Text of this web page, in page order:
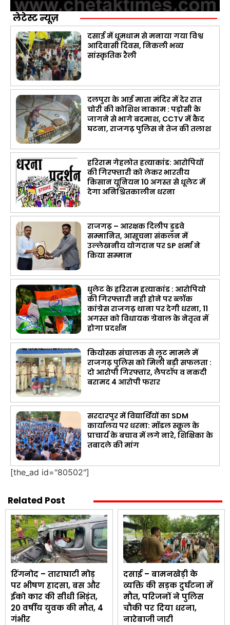
लेटेस्ट न्यूज़
दसाई में धूमधाम से मनाया गया विश्व
आदिवासी दिवस, निकली भव्य
सांस्कृतिक रैली
दलपुरा के आई माता मंदिर में देर रात
चोरी की कोशिश नाकाम : पड़ोसी के
जागने से भागे बदमाश, CCTV में कैद
घटना, राजगढ़ पुलिस ने तेज की तलाश
हरिराम गेहलोत हत्याकांड: आरोपियों
की गिरफ्तारी को लेकर भारतीय
किसान यूनियन 10 अगस्त से धूलेट में
देगा अनिश्चितकालीन धरना
राजगढ़ – आरक्षक दिलीप डुडवे
सम्मानित, आसूचना संकलन में
उल्लेखनीय योगदान पर SP शर्मा ने
किया सम्मान
धुलेट के हरिराम हत्याकांड : आरोपियो
की गिरफ्तारी नही होने पर ब्लॉक
कांग्रेस राजगढ़ थाना पर देगी धरना, 11
अगस्त को विधायक ग्रेवाल के नेतृत्व में
होगा प्रदर्शन
कियोस्क संचालक से लूट मामले में
राजगढ़ पुलिस को मिली बड़ी सफलता :
दो आरोपी गिरफ्तार, लैपटॉप व नकदी
बरामद 4 आरोपी फरार
सरदारपुर में विद्यार्थियों का SDM
कार्यालय पर धरना: मॉडल स्कूल के
प्राचार्य के बचाव में लगे नारे, शिक्षिका के
तबादले की मांग
[the_ad id="80502"]
Related Post
रिंगनोद – ताराघाटी मोड़
पर भीषण हादसा, बस और
ईको कार की सीधी भिड़ंत,
20 वर्षीय युवक की मौत, 4
गंभीर
दसाई – बामनखेड़ी के
व्यक्ति की सड़क दुर्घटना में
मौत, परिजनों ने पुलिस
चौकी पर दिया धरना,
नारेबाजी जारी